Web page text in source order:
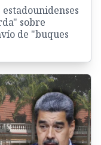
sobre
de "buques